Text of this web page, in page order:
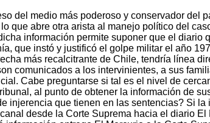
del medio más poderoso y conservador del
que abre otra arista al manejo político del
información permite suponer que el diario
que instó y justificó el golpe militar el año
más recalcitrante de Chile, tendría línea
comunicados a los intervinientes, a sus
Cabe preguntarse si tal es el nivel de
al punto de obtener la información de
injerencia que tienen en las sentencias? Si la
desde la Corte Suprema hacia el diario